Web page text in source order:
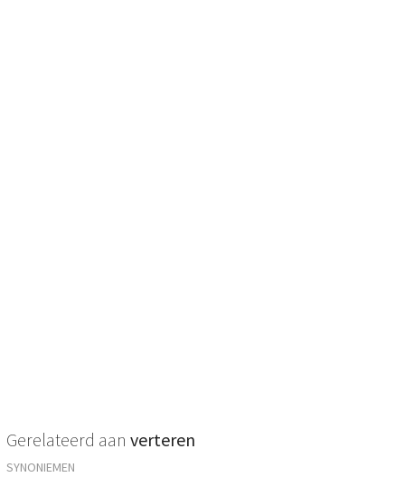
Gerelateerd aan verteren
SYNONIEMEN